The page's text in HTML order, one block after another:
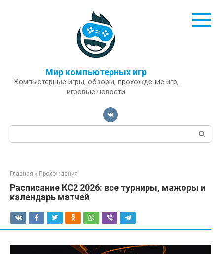
Мир компьютерных игр
Компьютерные игры, обзоры, прохождение игр,
игровые новости
Поиск:
Главная » Прохождения
Расписание КС2 2026: все турниры, мажоры и
календарь матчей